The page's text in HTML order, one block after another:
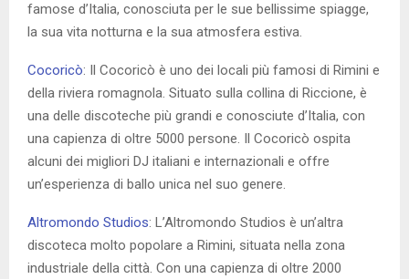
famose d’Italia, conosciuta per le sue bellissime spiagge,
la sua vita notturna e la sua atmosfera estiva.
Cocoricò: Il Cocoricò è uno dei locali più famosi di Rimini e
della riviera romagnola. Situato sulla collina di Riccione, è
una delle discoteche più grandi e conosciute d’Italia, con
una capienza di oltre 5000 persone. Il Cocoricò ospita
alcuni dei migliori DJ italiani e internazionali e offre
un’esperienza di ballo unica nel suo genere.
Altromondo Studios: L’Altromondo Studios è un’altra
discoteca molto popolare a Rimini, situata nella zona
industriale della città. Con una capienza di oltre 2000